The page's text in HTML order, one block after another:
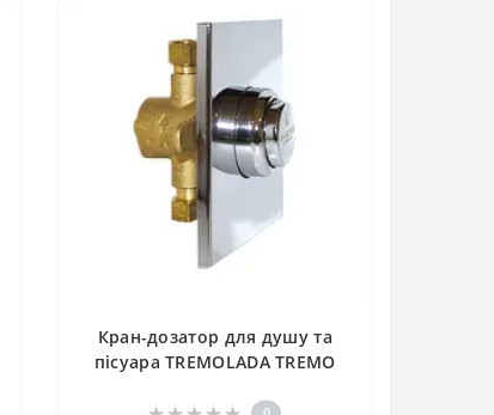
Кран-дозатор для душу та
пісуара TREMOLADA ТREMO